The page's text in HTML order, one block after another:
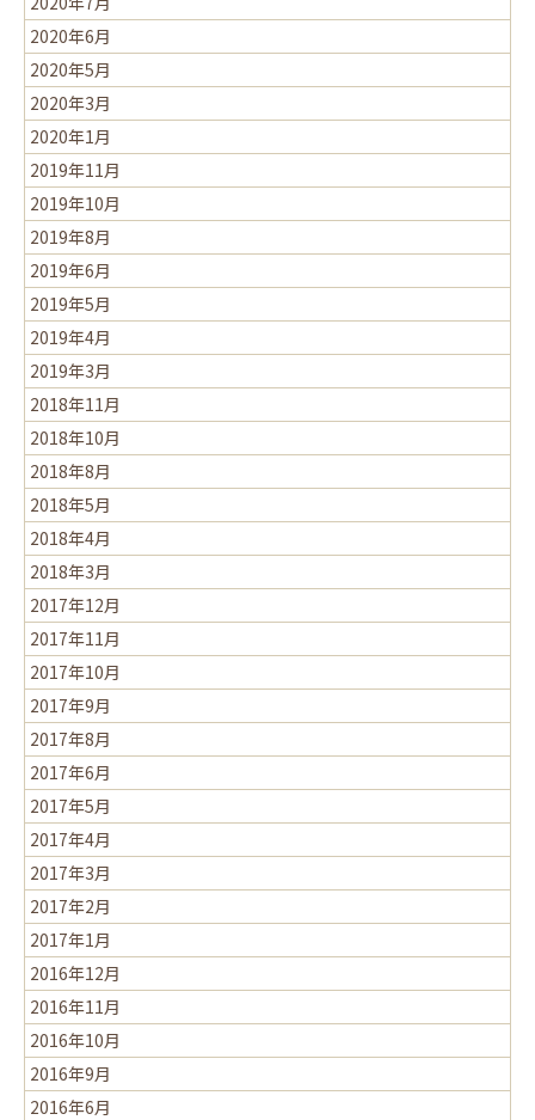
2020年6月
2020年5月
2020年3月
2020年1月
2019年11月
2019年10月
2019年8月
2019年6月
2019年5月
2019年4月
2019年3月
2018年11月
2018年10月
2018年8月
2018年5月
2018年4月
2018年3月
2017年12月
2017年11月
2017年10月
2017年9月
2017年8月
2017年6月
2017年5月
2017年4月
2017年3月
2017年2月
2017年1月
2016年12月
2016年11月
2016年10月
2016年9月
2016年6月